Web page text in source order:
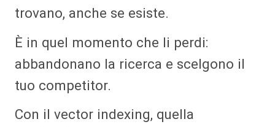
trovano, anche se esiste.
È in quel momento che li perdi:
abbandonano la ricerca e scelgono il
tuo competitor.
Con il vector indexing, quella